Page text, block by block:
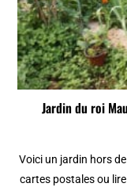
Jardin du roi
Voici un jardin hors
cartes postales ou lire